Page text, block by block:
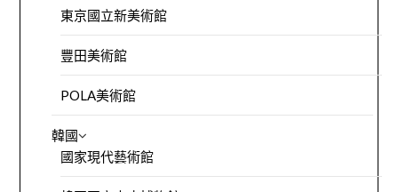
東京國立新美術館
豐田美術館
POLA美術館
韓國
國家現代藝術館